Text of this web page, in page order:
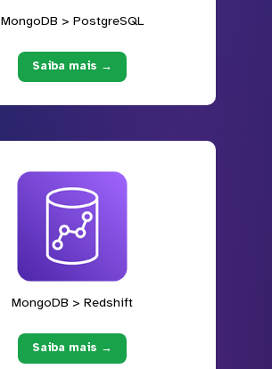
MongoDB > PostgreSQL
Saiba mais →
MongoDB > Redshift
Saiba mais →